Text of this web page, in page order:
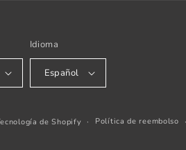
Idioma
Español
de Shopify Política de reembolso